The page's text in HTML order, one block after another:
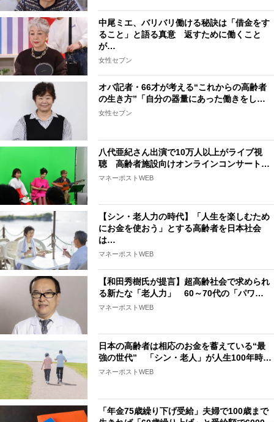
中尾ミエ、バリバリ働ける秘訣は「借金をす
ること」と語る真意 返すために働くこと
が…
女性セブン
オバ記者・66才が考える“これからの高齢者
の生き方”「自分の器量にあった働きをし…
女性セブン
八代亜紀さん出演で10万人以上がライブ視
聴 高齢者施設向けオンラインコンサート…
マネーポストWEB
【シン・老人力の時代】「人生を楽しむため
にお金を使おう」とする高齢者を日本社会
は…
マネーポストWEB
【和田秀樹氏が提言】超高齢社会で求められ
る新たな「老人力」 60～70代の「パワ…
マネーポストWEB
日本の高齢者は相応のお金を蓄えている“最
強の世代” 「シン・老人」が人生100年時…
マネーポストWEB
「年金75歳繰り下げ受給」夫婦で100歳まで